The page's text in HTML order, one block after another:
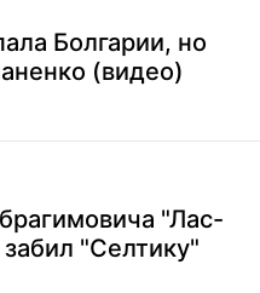
Болгарии, но
(видео)
"Лас-
"Селтику"